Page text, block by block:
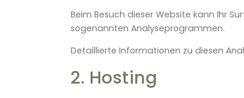
Beim Besuch dieser Website kann Ihr
sogenannten Analyseprogrammen.
Detaillierte Informationen zu diesen
2. Hosting